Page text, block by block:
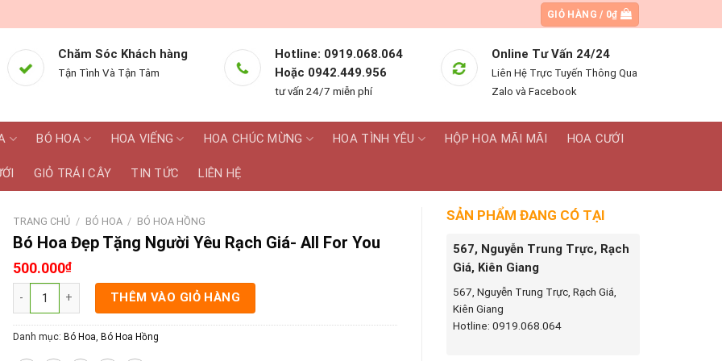
GIỎ HÀNG / 0₫
Chăm Sóc Khách hàng
Tận Tình Và Tận Tâm
Hotline: 0919.068.064
Hoặc 0942.449.956
tư vấn 24/7 miễn phí
Online Tư Vấn 24/24
Liên Hệ Trực Tuyến Thông Qua
Zalo và Facebook
BÓ HOA HOA VIẾNG HOA CHÚC MỪNG HOA TÌNH YÊU HỘP HOA MÃI MÃI HOA CƯỚI
GIỎ TRÁI CÂY TIN TỨC LIÊN HỆ
SẢN PHẨM ĐANG CÓ TẠI
567, Nguyễn Trung Trực, Rạch
Giá, Kiên Giang
567, Nguyễn Trung Trực, Rạch Giá,
Kiên Giang
Hotline: 0919.068.064
TRANG CHỦ / BÓ HOA / BÓ HOA HỒNG
Bó Hoa Đẹp Tặng Người Yêu Rạch Giá- All For You
500.000₫
Bó Hoa Đẹp Tặng Người Yêu Rạch Giá- All For You số lượng
THÊM VÀO GIỎ HÀNG
Danh mục: Bó Hoa, Bó Hoa Hồng